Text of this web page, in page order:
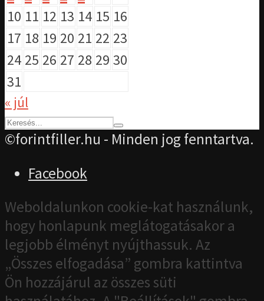
10 11 12 13 14 15 16
17 18 19 20 21 22 23
24 25 26 27 28 29 30
31
« júl
©forintfiller.hu - Minden jog fenntartva.
Facebook
Weboldalunkon cookie-kat használunk,
hogy honlapunk meglátogatásakor a
legjobb élményt nyújthassuk. Az
„Összes elfogadása” gombra kattintva
Ön hozzájárul az összes süti